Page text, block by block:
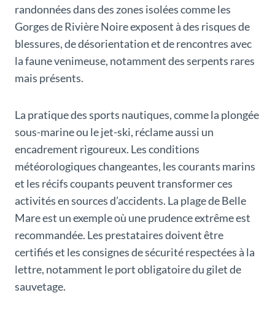
randonnées dans des zones isolées comme les
Gorges de Rivière Noire exposent à des risques de
blessures, de désorientation et de rencontres avec
la faune venimeuse, notamment des serpents rares
mais présents.
La pratique des sports nautiques, comme la plongée
sous-marine ou le jet-ski, réclame aussi un
encadrement rigoureux. Les conditions
météorologiques changeantes, les courants marins
et les récifs coupants peuvent transformer ces
activités en sources d’accidents. La plage de Belle
Mare est un exemple où une prudence extrême est
recommandée. Les prestataires doivent être
certifiés et les consignes de sécurité respectées à la
lettre, notamment le port obligatoire du gilet de
sauvetage.